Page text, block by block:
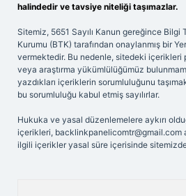
halindedir ve tavsiye niteliği taşımazlar.
Sitemiz, 5651 Sayılı Kanun gereğince
Kurumu (BTK) tarafından onaylanmış bir
vermektedir. Bu nedenle, sitedeki
veya araştırma yükümlülüğümüz
yazdıkları içeriklerin sorumluluğunu
bu sorumluluğu kabul etmiş sayılırlar.
Hukuka ve yasal düzenlemelere aykırı
içerikleri, backlinkpanelicomtr@gmail.com
ilgili içerikler yasal süre içerisinde